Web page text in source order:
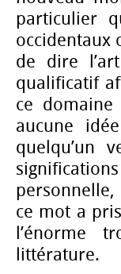
particulier
occidentaux
de dire
qualificatif
ce domaine
aucune
quelqu’un
ce mot a
l’énorme
littérature.